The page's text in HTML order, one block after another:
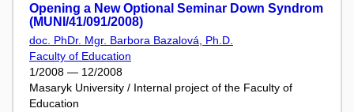
Opening a New Optional Seminar Down Syndrom
(MUNI/41/091/2008)
doc. PhDr. Mgr. Barbora Bazalová, Ph.D.
Faculty of Education
1/2008 — 12/2008
Masaryk University / Internal project of the Faculty of
Education